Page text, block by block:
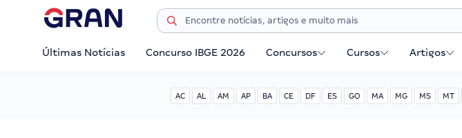
Últimas Notícias Concurso IBGE 2026 Concursos Cursos Artigos
AC AL AM AP BA CE DF ES GO MA MG MS MT